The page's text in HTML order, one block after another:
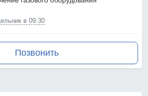
в 09:30
Позвонить